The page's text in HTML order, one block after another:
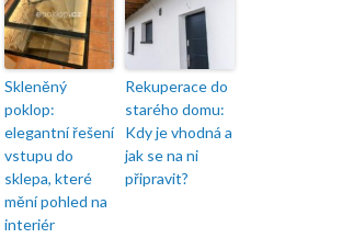
Skleněný
poklop:
elegantní řešení
vstupu do
sklepa, které
mění pohled na
interiér
Rekuperace do
starého domu:
Kdy je vhodná a
jak se na ni
připravit?